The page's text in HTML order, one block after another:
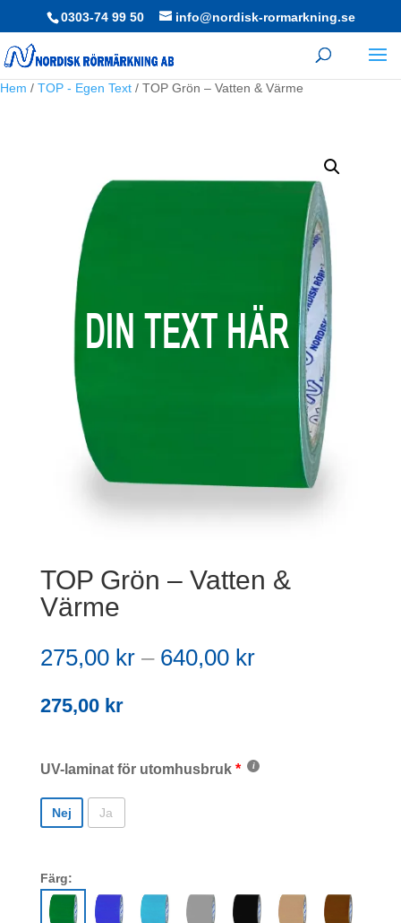
0303-74 99 50 info@nordisk-rormarkning.se
Hem / TOP - Egen Text / TOP Grön – Vatten & Värme
DIN TEXT HÄR
TOP Grön – Vatten &
Värme
275,00 kr – 640,00 krPrisintervall:
275,00 kr
UV-laminat för utomhusbruk
Nej Ja
Färg: